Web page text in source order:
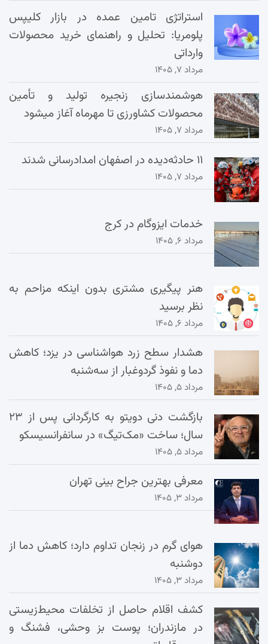
استراتژی تامین عمده در بازار کلیپس
پلومریا: تحلیل و راهنمای خرید محصولات
وارداتی
مرداد ۷, ۱۴۰۵
هوشمندسازی زنجیره تولید و تأمین
محصولات کشاورزی تا مهرماه آغاز میشود
مرداد ۷, ۱۴۰۵
۱۱ حادثه‌دیده در اصفهان امدادرسانی شدند
مرداد ۷, ۱۴۰۵
خدمات ایزوگام در کرج
مرداد ۶, ۱۴۰۵
هنر پیگیری مشتری بدون اینکه مزاحم به
نظر برسید
مرداد ۶, ۱۴۰۵
هشدار سطح زرد هواشناسی در یزد؛ کاهش
دما و نفوذ گردوغبار از سه‌شنبه
مرداد ۵, ۱۴۰۵
بازگشت دنی دویتو به کارگردانی پس از ۲۳
سال؛ ساخت «مک‌تیگ» در سانفرانسیسکو
مرداد ۵, ۱۴۰۵
معرفی بهترین جراح بینی تهران
مرداد ۳, ۱۴۰۵
هوای گرم در زنجان تداوم دارد؛ کاهش دما از
دوشنبه
مرداد ۳, ۱۴۰۵
کشف اقلام حاصل از تخلفات محیط‌زیستی
در مازندران؛ پوست بز وحشی، فشنگ و